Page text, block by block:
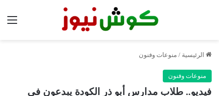
الرئيسية / منوعات وفنون
منوعات وفنون
فيديو.. طلاب مدارس أبو ذر الكودة يبدعون في